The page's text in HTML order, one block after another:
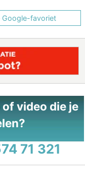
Google-favoriet
video die je
71 321